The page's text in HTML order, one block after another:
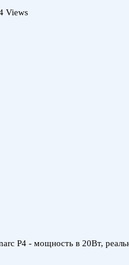
Views
P4 - мощность в 20Вт,